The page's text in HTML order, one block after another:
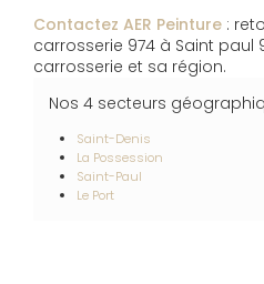
Contactez AER Peinture :
carrosserie 974 à Saint paul
carrosserie et sa région.
Nos 4 secteurs
Saint-Denis
La Possession
Saint-Paul
Le Port